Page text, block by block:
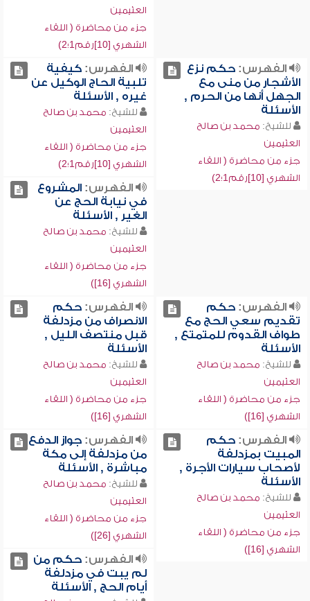
العثيمين
جزء من محاضرة ( اللقاء
الشهري [10]رقم1؛2)
الفهرس:حكم نزع
الأشجار من منى مع
الجهل أنها من الحرم ,
الأسئلة
للشيخ: محمد بن صالح
العثيمين
جزء من محاضرة ( اللقاء
الشهري [10]رقم1؛2)
الفهرس:كيفية
تلبية الحاج الوكيل عن
غيره , الأسئلة
للشيخ: محمد بن صالح
العثيمين
جزء من محاضرة ( اللقاء
الشهري [10]رقم1؛2)
الفهرس:المشروع
في نيابة الحج عن
الغير , الأسئلة
للشيخ: محمد بن صالح
العثيمين
جزء من محاضرة ( اللقاء
الشهري [16])
الفهرس:حكم
تقديم سعي الحج مع
طواف القدوم للمتمتع ,
الأسئلة
للشيخ: محمد بن صالح
العثيمين
جزء من محاضرة ( اللقاء
الشهري [16])
الفهرس:حكم
الانصراف من مزدلفة
قبل منتصف الليل ,
الأسئلة
للشيخ: محمد بن صالح
العثيمين
جزء من محاضرة ( اللقاء
الشهري [16])
الفهرس:حكم
المبيت بمزدلفة
لأصحاب سيارات الأجرة ,
الأسئلة
للشيخ: محمد بن صالح
العثيمين
جزء من محاضرة ( اللقاء
الشهري [16])
الفهرس:جواز الدفع
من مزدلفة إلى مكة
مباشرة , الأسئلة
للشيخ: محمد بن صالح
العثيمين
جزء من محاضرة ( اللقاء
الشهري [26])
الفهرس:حكم من
لم يبت في مزدلفة
أيام الحج , الأسئلة